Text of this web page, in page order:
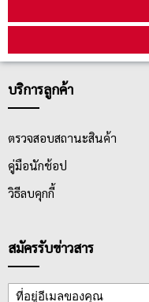
บริการลูกค้า
ตรวจสอบสถานะสินค้า
คู่มือนักช้อป
วิธีลบคุกกี้
สมัครรับข่าวสาร